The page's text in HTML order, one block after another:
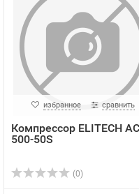
избранное сравнить
Компрессор ELITECH
500-50S
(0)